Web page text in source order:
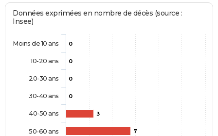
Données exprimées en nombre de décès (source :
Insee)
0
0
0
0
3
7
Moins de 10 ans
10-20 ans
20-30 ans
30-40 ans
40-50 ans
50-60 ans